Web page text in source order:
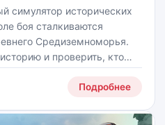
симулятор исторических
боя сталкиваются
Средиземноморья.
и проверить, кто
может быть, те самые
войн?
Подробнее